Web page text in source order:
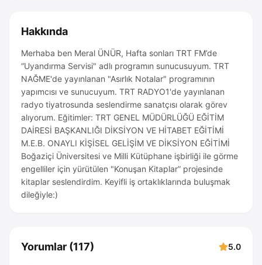
Hakkında
Merhaba ben Meral ÜNÜR, Hafta sonları TRT FM’de
“Uyandırma Servisi" adlı programın sunucusuyum. TRT
NAĞME'de yayınlanan "Asırlık Notalar" programının
yapımcısı ve sunucuyum. TRT RADYO1'de yayınlanan
radyo tiyatrosunda seslendirme sanatçısı olarak görev
alıyorum. Eğitimler: TRT GENEL MÜDÜRLÜĞÜ EĞİTİM
DAİRESİ BAŞKANLIĞI DİKSİYON VE HİTABET EĞİTİMİ
M.E.B. ONAYLI KİŞİSEL GELİŞİM VE DİKSİYON EĞİTİMİ
Boğaziçi Üniversitesi ve Milli Kütüphane işbirliği ile görme
engelliler için yürütülen "Konuşan Kitaplar” projesinde
kitaplar seslendirdim. Keyifli iş ortaklıklarında buluşmak
dileğiyle:)
Yorumlar (117) 5.0